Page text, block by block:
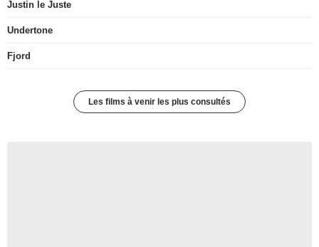
Justin le Juste
Undertone
Fjord
Les films à venir les plus consultés